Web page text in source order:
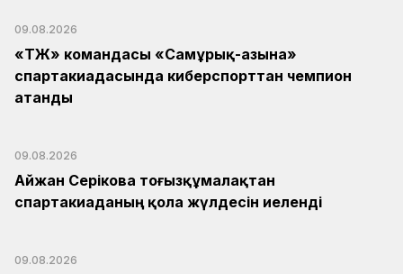
09.08.2026
«ҚТЖ» командасы «Самұрық-Қазына»
спартакиадасында киберспорттан чемпион
атанды
09.08.2026
Айжан Серікова тоғызқұмалақтан
спартакиаданың қола жүлдесін иеленді
09.08.2026